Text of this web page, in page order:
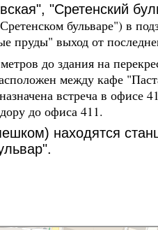
"Сретенский
бульваре") в
пруды" выход от
до здания на
между кафе
встреча в
до офиса 411.
находятся